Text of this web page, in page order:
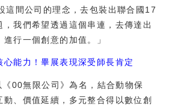
這間公司的理念，去包裝出聯合國17
我們希望透過這個串連，去傳達出
行一個創意的加值。」
心能力！畢展表現深受師長肯定
00無限公司》為名，結合動物保
、價值延續，多元整合得以數位創